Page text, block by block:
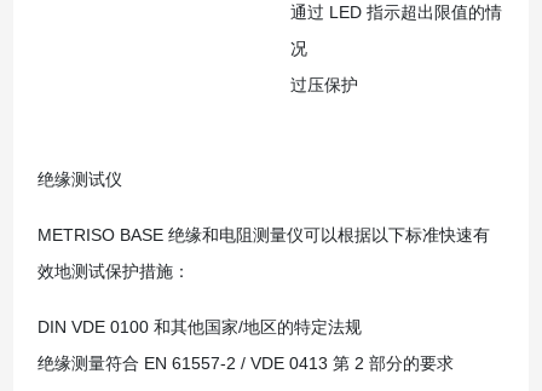
通过 LED 指示超出限值的情
况
过压保护
绝缘测试仪
METRISO BASE 绝缘和电阻测量仪可以根据以下标准快速有
效地测试保护措施：
DIN VDE 0100 和其他国家/地区的特定法规
绝缘测量符合 EN 61557-2 / VDE 0413 第 2 部分的要求